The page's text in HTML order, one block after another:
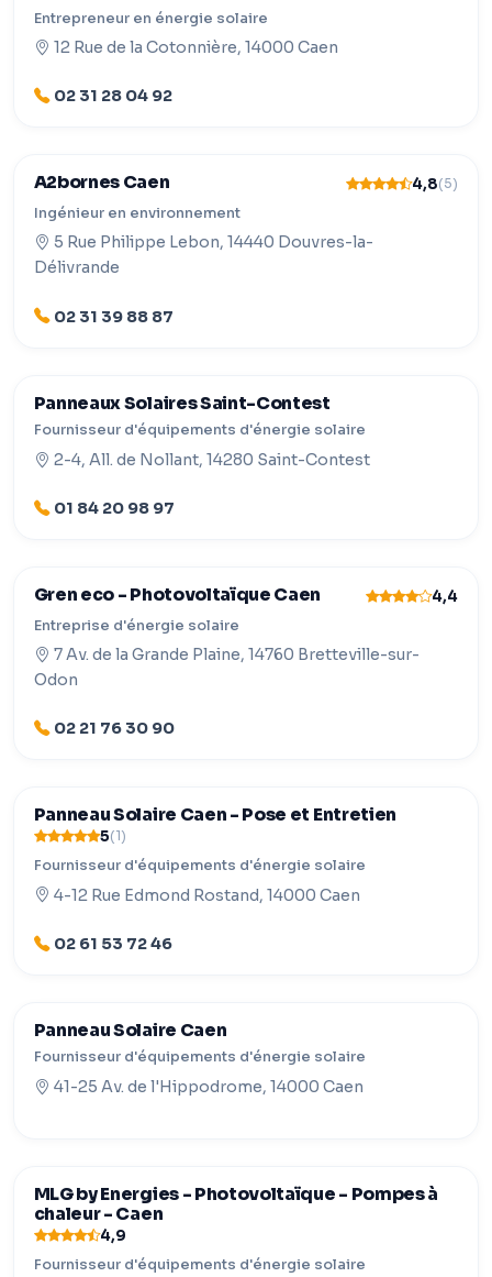
Entrepreneur en énergie solaire
12 Rue de la Cotonnière, 14000 Caen
02 31 28 04 92
A2bornes Caen 4,8(5)
Ingénieur en environnement
5 Rue Philippe Lebon, 14440 Douvres-la-
Délivrande
02 31 39 88 87
Panneaux Solaires Saint-Contest
Fournisseur d'équipements d'énergie solaire
2-4, All. de Nollant, 14280 Saint-Contest
01 84 20 98 97
Gren eco - Photovoltaïque Caen 4,4
Entreprise d'énergie solaire
7 Av. de la Grande Plaine, 14760 Bretteville-sur-
Odon
02 21 76 30 90
Panneau Solaire Caen - Pose et Entretien
5(1)
Fournisseur d'équipements d'énergie solaire
4-12 Rue Edmond Rostand, 14000 Caen
02 61 53 72 46
Panneau Solaire Caen
Fournisseur d'équipements d'énergie solaire
41-25 Av. de l'Hippodrome, 14000 Caen
MLG by Energies - Photovoltaïque - Pompes à
chaleur - Caen
4,9
Fournisseur d'équipements d'énergie solaire